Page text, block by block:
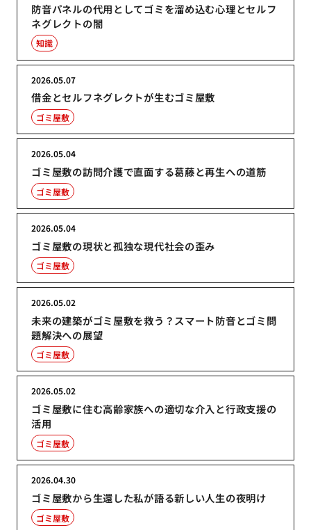
防音パネルの代用としてゴミを溜め込む心理とセルフ
ネグレクトの闇
知識
借金とセルフネグレクトが生むゴミ屋敷
2026.05.07
ゴミ屋敷
ゴミ屋敷の訪問介護で直面する葛藤と再生への道筋
2026.05.04
ゴミ屋敷
ゴミ屋敷の現状と孤独な現代社会の歪み
2026.05.04
ゴミ屋敷
未来の建築がゴミ屋敷を救う？スマート防音とゴミ問
題解決への展望
2026.05.02
ゴミ屋敷
ゴミ屋敷に住む高齢家族への適切な介入と行政支援の
活用
2026.05.02
ゴミ屋敷
ゴミ屋敷から生還した私が語る新しい人生の夜明け
2026.04.30
ゴミ屋敷